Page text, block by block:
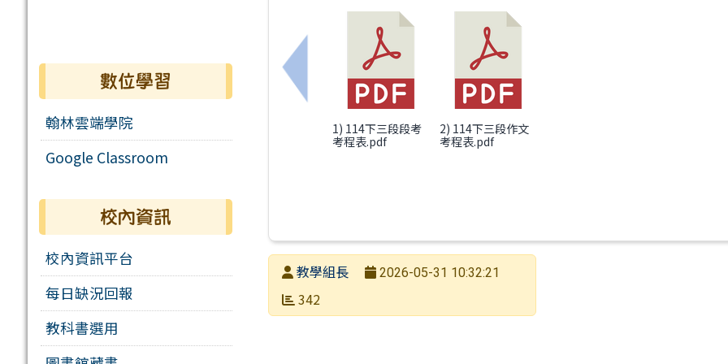
數位學習
翰林雲端學院
Google Classroom
校內資訊
校內資訊平台
每日缺況回報
教科書選用
上一筆：轉知原住民族語言能力認證測驗獎勵金線上申請
1) 114下三段段考
考程表.pdf
2) 114下三段作文
考程表.pdf
發布者教學組長
發布日期
2026-05-31 10:32:21
瀏覽次數
342